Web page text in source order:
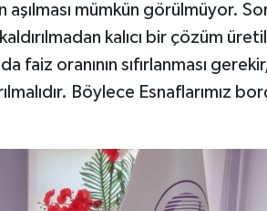
mümkün görülmüyor.
kalıcı bir çözüm
faiz oranının sıfırlanması
Böylece Esnaflarımız